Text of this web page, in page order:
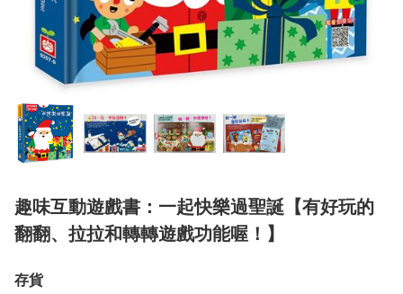
趣味互動遊戲書：一起快樂過聖誕【有好玩的
翻翻、拉拉和轉轉遊戲功能喔！】
存貨